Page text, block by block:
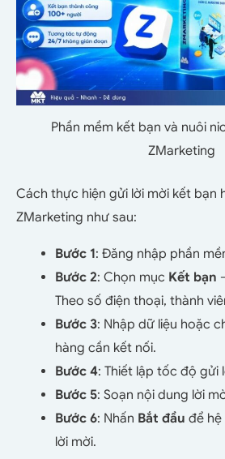
Phần mềm kết bạn và nuôi
ZMarketing
Cách thực hiện gửi lời mời kết bạn
ZMarketing như sau:
Bước 1: Đăng nhập phần
Bước 2: Chọn mục Kết bạn
Theo số điện thoại, thành
Bước 3: Nhập dữ liệu hoặc
hàng cần kết nối.
Bước 4: Thiết lập tốc độ gửi
Bước 5: Soạn nội dung lời
Bước 6: Nhấn Bắt đầu để
lời mời.